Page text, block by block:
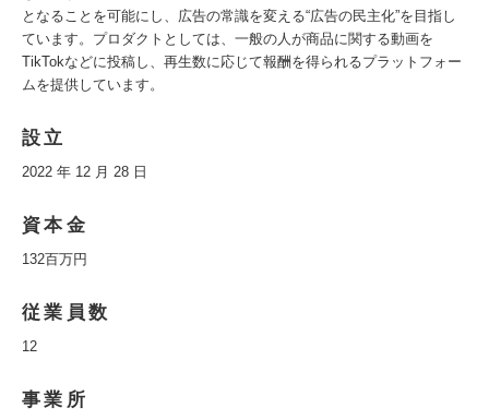
となることを可能にし、広告の常識を変える“広告の民主化”を目指し
ています。プロダクトとしては、一般の人が商品に関する動画を
TikTokなどに投稿し、再生数に応じて報酬を得られるプラットフォー
ムを提供しています。
設立
2022 年 12 月 28 日
資本金
132百万円
従業員数
12
事業所